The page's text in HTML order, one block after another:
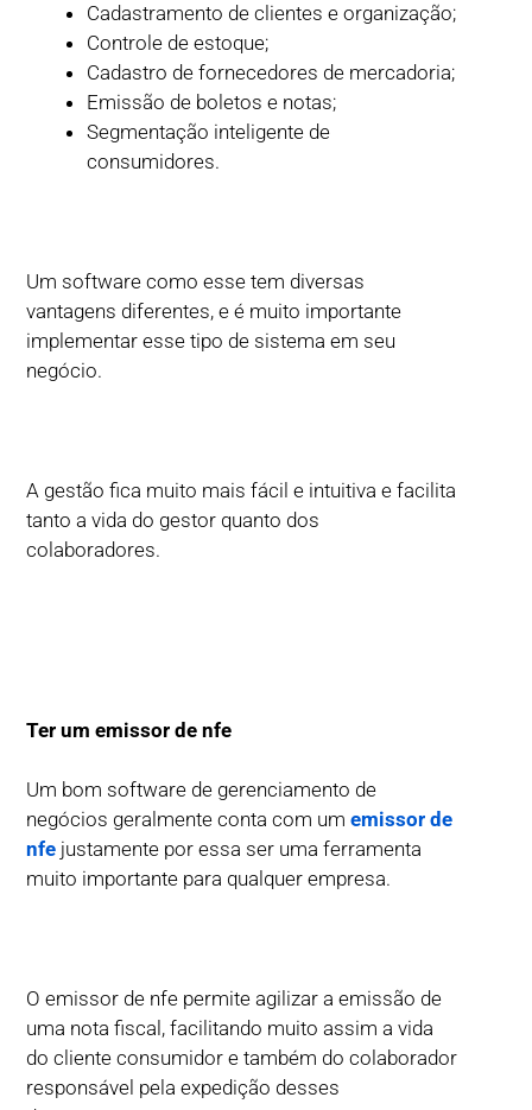
Cadastramento de clientes e organização;
Controle de estoque;
Cadastro de fornecedores de mercadoria;
Emissão de boletos e notas;
Segmentação inteligente de
consumidores.
Um software como esse tem diversas
vantagens diferentes, e é muito importante
implementar esse tipo de sistema em seu
negócio.
A gestão fica muito mais fácil e intuitiva e facilita
tanto a vida do gestor quanto dos
colaboradores.
Ter um emissor de nfe
Um bom software de gerenciamento de
negócios geralmente conta com umemissor de
nfe justamente por essa ser uma ferramenta
muito importante para qualquer empresa.
O emissor de nfe permite agilizar a emissão de
uma nota fiscal, facilitando muito assim a vida
do cliente consumidor e também do colaborador
responsável pela expedição desses